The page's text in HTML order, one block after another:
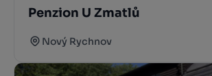
Penzion U Zmatlů
Nový Rychnov